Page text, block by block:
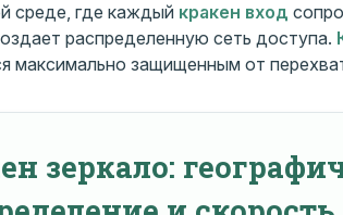
среде, где каждый кракен вход
распределенную сеть доступа.
максимально защищенным от
зеркало: